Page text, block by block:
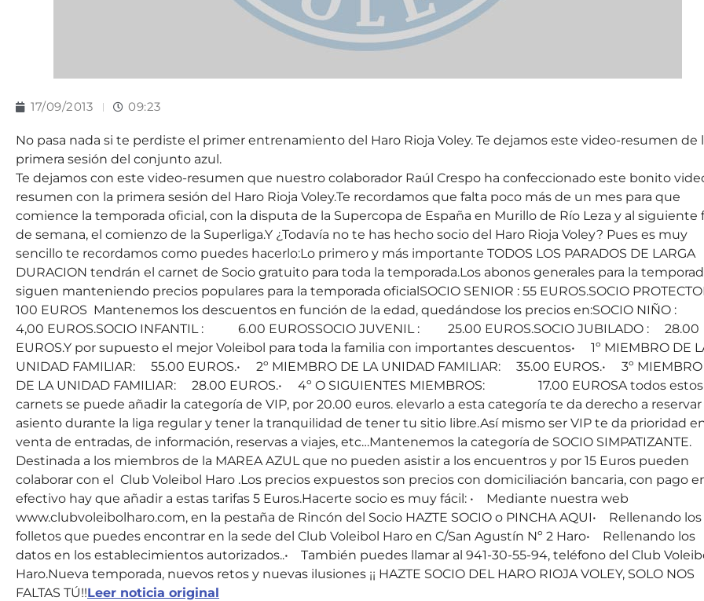
17/09/2013 09:23
No pasa nada si te perdiste el primer entrenamiento del Haro Rioja Voley. Te dejamos este video-resumen de
primera sesión del conjunto azul.
Te dejamos con este video-resumen que nuestro colaborador Raúl Crespo ha confeccionado este bonito
resumen con la primera sesión del Haro Rioja Voley.Te recordamos que falta poco más de un mes para que
comience la temporada oficial, con la disputa de la Supercopa de España en Murillo de Río Leza y al siguiente
de semana, el comienzo de la Superliga.Y ¿Todavía no te has hecho socio del Haro Rioja Voley? Pues es muy
sencillo te recordamos como puedes hacerlo:Lo primero y más importante TODOS LOS PARADOS DE LARGA
DURACION tendrán el carnet de Socio gratuito para toda la temporada.Los abonos generales para la
siguen manteniendo precios populares para la temporada oficialSOCIO SENIOR : 55 EUROS.SOCIO
100 EUROS Mantenemos los descuentos en función de la edad, quedándose los precios en:SOCIO
4,00 EUROS.SOCIO INFANTIL : 6.00 EUROSSOCIO JUVENIL : 25.00 EUROS.SOCIO JUBILADO : 28.00
EUROS.Y por supuesto el mejor Voleibol para toda la familia con importantes descuentos• 1º MIEMBRO DE
UNIDAD FAMILIAR: 55.00 EUROS.• 2º MIEMBRO DE LA UNIDAD FAMILIAR: 35.00 EUROS.• 3º MIEMBRO
DE LA UNIDAD FAMILIAR: 28.00 EUROS.• 4º O SIGUIENTES MIEMBROS: 17.00 EUROSA todos estos
carnets se puede añadir la categoría de VIP, por 20.00 euros. elevarlo a esta categoría te da derecho a
asiento durante la liga regular y tener la tranquilidad de tener tu sitio libre.Así mismo ser VIP te da prioridad
venta de entradas, de información, reservas a viajes, etc…Mantenemos la categoría de SOCIO SIMPATIZANTE.
Destinada a los miembros de la MAREA AZUL que no pueden asistir a los encuentros y por 15 Euros pueden
colaborar con el Club Voleibol Haro .Los precios expuestos son precios con domiciliación bancaria, con pago
efectivo hay que añadir a estas tarifas 5 Euros.Hacerte socio es muy fácil: • Mediante nuestra web
www.clubvoleibolharo.com, en la pestaña de Rincón del Socio HAZTE SOCIO o PINCHA AQUI• Rellenando los
folletos que puedes encontrar en la sede del Club Voleibol Haro en C/San Agustín Nº 2 Haro• Rellenando los
datos en los establecimientos autorizados..• También puedes llamar al 941-30-55-94, teléfono del Club
Haro.Nueva temporada, nuevos retos y nuevas ilusiones ¡¡ HAZTE SOCIO DEL HARO RIOJA VOLEY, SOLO NOS
FALTAS TÚ!!Leer noticia original